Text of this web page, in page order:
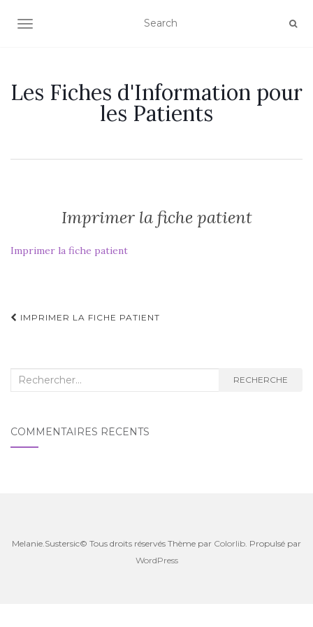
OUVRIR/FERMER LA NAVIGATION
Les Fiches d'Information pour
les Patients
Imprimer la fiche patient
Imprimer la fiche patient
Navigation
IMPRIMER LA FICHE PATIENT
Recherche
RECHERCHE
COMMENTAIRES RÉCENTS
Melanie.Sustersic© Tous droits réservés Thème par Colorlib. Propulsé par
WordPress